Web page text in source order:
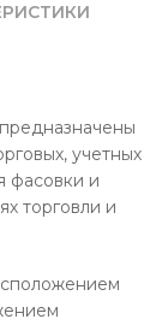
учетных
фасовки и
торговли и